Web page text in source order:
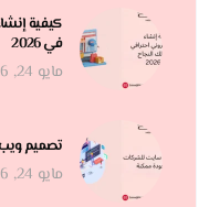
كيفية
في 2026
مايو 24, 2026
تصميم
مايو 24, 2026